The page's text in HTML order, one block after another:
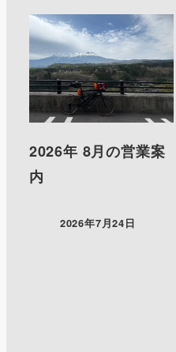
2026年 8月の営業案
内
2026年7月24日